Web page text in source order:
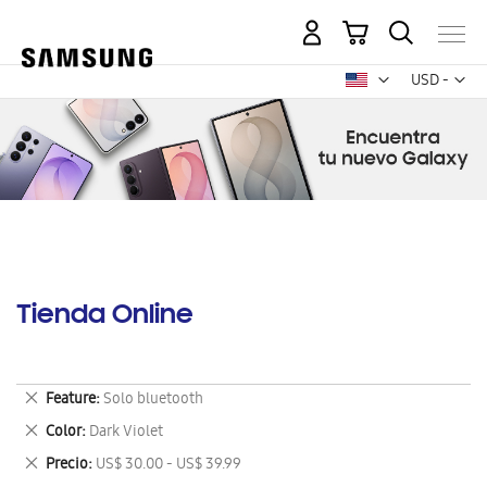
USD -
dólar
Mi carrito
Tienda Online
Feature Solo bluetooth
Eliminar
este
artículo
Color Dark Violet
Eliminar
este
artículo
Precio US$ 30.00 - US$ 39.99
Eliminar